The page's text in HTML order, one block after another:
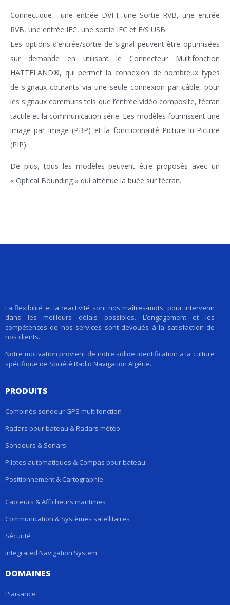
Connectique : une entrée DVI-I, une Sortie RVB, une entrée
RVB, une entrée IEC, une sortie IEC et E/S USB.
Les options d’entrée/sortie de signal peuvent être optimisées
sur demande en utilisant le Connecteur Multifonction
HATTELAND®, qui permet la connexion de nombreux types
de signaux courants via une seule connexion par câble, pour
les signaux communs tels que l’entrée vidéo composite, l’écran
tactile et la communication série. Les modèles fournissent une
image par image (PBP) et la fonctionnalité Picture-In-Picture
(PIP).
De plus, tous les modèles peuvent être proposés avec un
« Optical Bounding » qui atténue la buée sur l’écran.
La flexibilité et la reactivité sont nos maîtres-mots, pour intervenir
dans les meilleurs délais possibles. L’engagement et les
compétences de nos services sont devoués à la satisfaction de
nos clients.
Notre motivation provient de notre solide identification a la culture
spécifique de Société Radio Navigation Algérie.
PRODUITS
Combinés sondeur GPS multifonction
Radars pour bateau & Radars météo
Sondeurs & Sonars
Pilotes automatiques & Compas pour bateau
Positionnement & Cartographie
Capteurs & Afficheurs maritimes
Communication & Systèmes satellitaires
Sécurité
Integrated Navigation System
DOMAINES
Plaisance